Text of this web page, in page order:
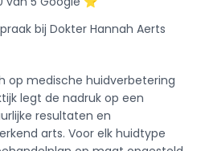
bij Dokter Hannah Aerts
op medische huidverbetering
legt de nadruk op een
resultaten en
arts. Voor elk huidtype